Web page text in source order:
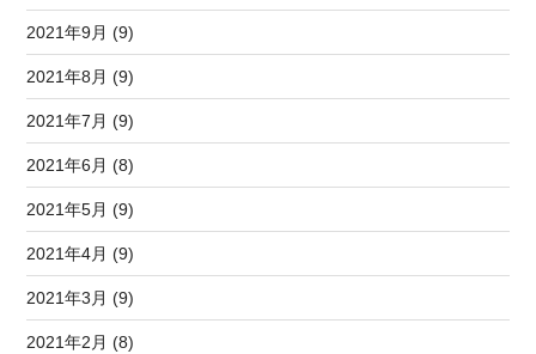
2021年9月 (9)
2021年8月 (9)
2021年7月 (9)
2021年6月 (8)
2021年5月 (9)
2021年4月 (9)
2021年3月 (9)
2021年2月 (8)